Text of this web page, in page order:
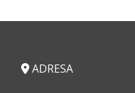
ADRESA